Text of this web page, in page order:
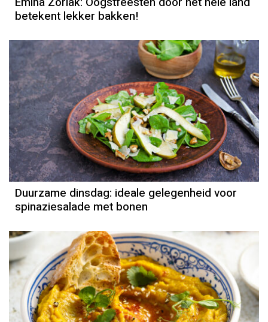
betekent lekker bakken!
Duurzame dinsdag: ideale gelegenheid voor
spinaziesalade met bonen